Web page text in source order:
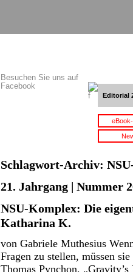
Besuchen Sie uns auf
Facebook
Editorial
Schlagwort-Archiv:
21. Jahrgang | Nummer
NSU-Komplex: Die
Katharina K.
von Gabriele Muthesius
Fragen zu stellen, müssen
Thomas Pynchon,